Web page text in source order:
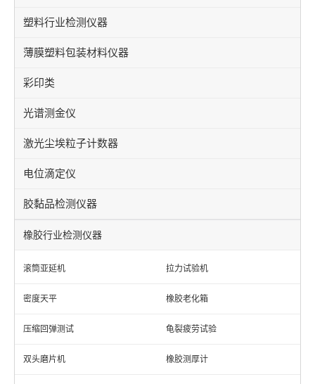
塑料行业检测仪器
薄膜塑料包装材料仪器
彩印类
光谱测金仪
激光尘埃粒子计数器
电位滴定仪
胶黏品检测仪器
橡胶行业检测仪器
滚筒亚延机 拉力试验机
密度天平 橡胶老化箱
压缩回弹测试 龟裂疲劳试验
双头磨片机 橡胶测厚计